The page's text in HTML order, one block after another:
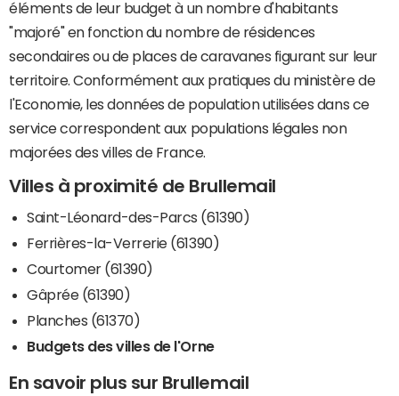
éléments de leur budget à un nombre d'habitants
"majoré" en fonction du nombre de résidences
secondaires ou de places de caravanes figurant sur leur
territoire. Conformément aux pratiques du ministère de
l'Economie, les données de population utilisées dans ce
service correspondent aux populations légales non
majorées des villes de France.
Villes à proximité de Brullemail
Saint-Léonard-des-Parcs (61390)
Ferrières-la-Verrerie (61390)
Courtomer (61390)
Gâprée (61390)
Planches (61370)
Budgets des villes de l'Orne
En savoir plus sur Brullemail